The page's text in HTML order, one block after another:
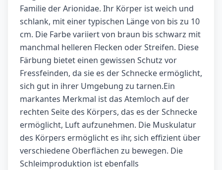
Familie der Arionidae. Ihr Körper ist weich und
schlank, mit einer typischen Länge von bis zu 10
cm. Die Farbe variiert von braun bis schwarz mit
manchmal helleren Flecken oder Streifen. Diese
Färbung bietet einen gewissen Schutz vor
Fressfeinden, da sie es der Schnecke ermöglicht,
sich gut in ihrer Umgebung zu tarnen.Ein
markantes Merkmal ist das Atemloch auf der
rechten Seite des Körpers, das es der Schnecke
ermöglicht, Luft aufzunehmen. Die Muskulatur
des Körpers ermöglicht es ihr, sich effizient über
verschiedene Oberflächen zu bewegen. Die
Schleimproduktion ist ebenfalls